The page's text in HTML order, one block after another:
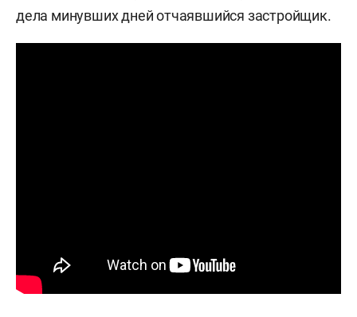
дела минувших дней отчаявшийся застройщик.